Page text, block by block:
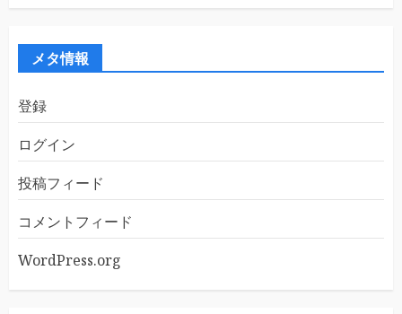
カ
メタ情報
登録
ログイン
投稿フィード
コメントフィード
WordPress.org